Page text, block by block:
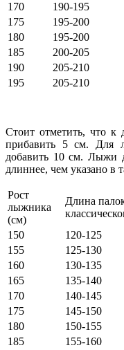
170
190-195
175
195-200
180
195-200
185
200-205
190
205-210
195
205-210
Стоит отметить, что к
прибавить 5 см. Для
добавить 10 см. Лыжи
длиннее, чем указано в
Рост
лыжника
(см)
Длина
150
120-125
155
125-130
160
130-135
165
135-140
170
140-145
175
145-150
180
150-155
185
155-160